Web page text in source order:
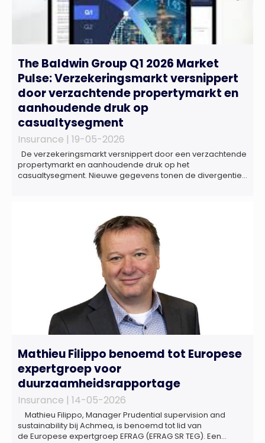
The Baldwin Group Q1 2026 Market
Pulse: Verzekeringsmarkt versnippert
door verzachtende propertymarkt en
aanhoudende druk op
casualtysegment
Insurance | 19-05-2026
De verzekeringsmarkt versnippert door een verzachtende
propertymarkt en aanhoudende druk op het
casualtysegment. Nieuwe gegevens tonen de divergentie
het Market Pulse Report voor het eerste kwartaal van 2026
De bedrijfsmatige […]
Mathieu Filippo benoemd tot Europese
expertgroep voor
duurzaamheidsrapportage
Insurance | 14-05-2026
Mathieu Filippo, Manager Prudential supervision and
sustainability bij Achmea, is benoemd tot lid van
de Europese expertgroep EFRAG (EFRAG SR TEG). Een